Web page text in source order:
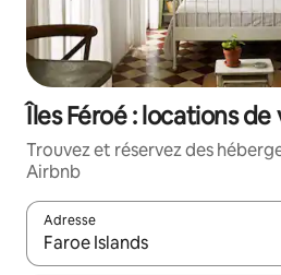
Îles Féroé : locations de
Trouvez et réservez des
Airbnb
Adresse
Lorsque les résultats s'affichent,